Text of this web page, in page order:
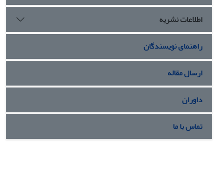
اطلاعات نشریه
راهنمای نویسندگان
ارسال مقاله
داوران
تماس با ما